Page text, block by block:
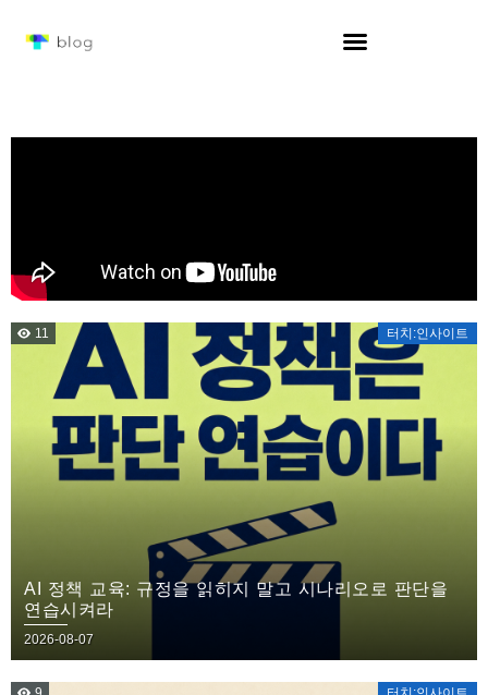
11 터치:인사이트
AI 정책 교육: 규정을 읽히지 말고 시나리오로 판단을
연습시켜라
2026-08-07